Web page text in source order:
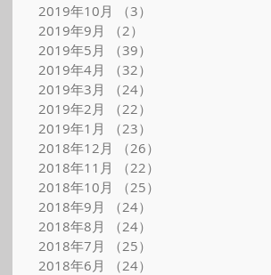
2019年10月
（3）
2019年9月
（2）
2019年5月
（39）
2019年4月
（32）
2019年3月
（24）
2019年2月
（22）
2019年1月
（23）
2018年12月
（26）
2018年11月
（22）
2018年10月
（25）
2018年9月
（24）
2018年8月
（24）
2018年7月
（25）
2018年6月
（24）